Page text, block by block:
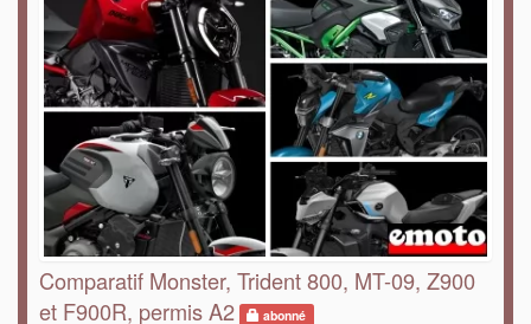
Comparatif Monster, Trident 800, MT-09, Z900
et F900R, permis A2
abonné